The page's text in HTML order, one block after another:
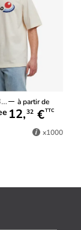
à partir de
12,32 €TTC
x1000